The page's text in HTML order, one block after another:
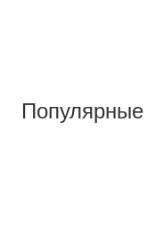
Популярные